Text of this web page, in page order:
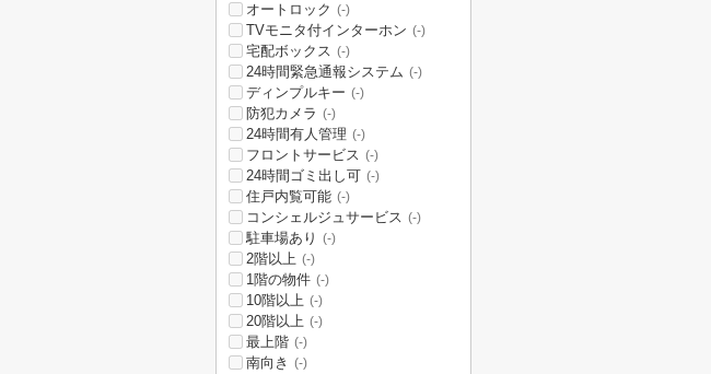
オートロック (-)
TVモニタ付インターホン (-)
宅配ボックス (-)
24時間緊急通報システム (-)
ディンプルキー (-)
防犯カメラ (-)
24時間有人管理 (-)
フロントサービス (-)
24時間ゴミ出し可 (-)
住戸内覧可能 (-)
コンシェルジュサービス (-)
駐車場あり (-)
2階以上 (-)
1階の物件 (-)
10階以上 (-)
20階以上 (-)
最上階 (-)
南向き (-)